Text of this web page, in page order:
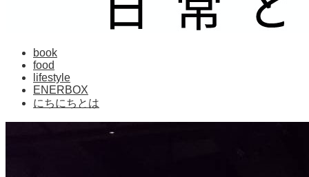
book
food
lifestyle
ENERBOX
にちにちとは